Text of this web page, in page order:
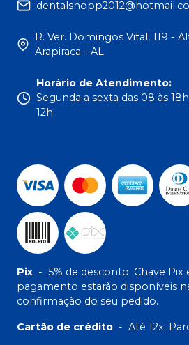
R. Ver. Domingos Vital, 119 -
Arapiraca - AL
Horário de Atendimento:
Segunda a sexta das 08 às
12h
Pix - 5% de desconto. Chave Pix
pagamento estarão disponíveis
confirmação do seu pedido.
Cartão de crédito - Até 12x.